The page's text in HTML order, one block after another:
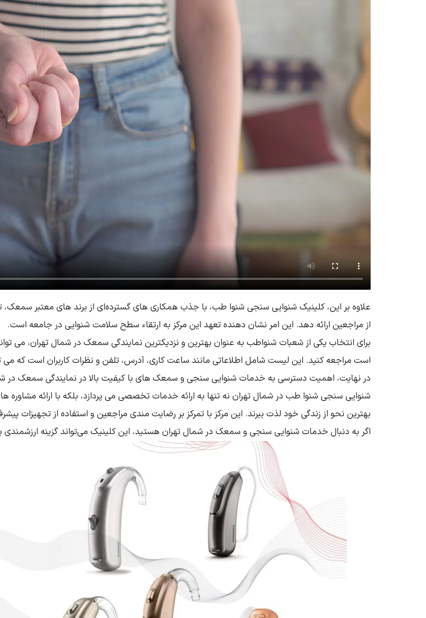
علاوه بر این، کلینیک شنوایی سنجی شنوا طب، با جذب همکاری های گسترده‌ای از برند های معتبر
از مراجعین ارائه دهد. این امر نشان‌ دهنده تعهد این مرکز به ارتقاء سطح سلامت شنوایی در جامعه است.
برای انتخاب یکی از شعبات شنواطب به عنوان بهترین و نزدیکترین نمایندگی سمعک در شمال تهران، می‌
است مراجعه کنید. این لیست شامل اطلاعاتی مانند ساعت کاری، آدرس، تلفن و نظرات کاربران است که
در نهایت، اهمیت دسترسی به خدمات شنوایی سنجی و سمعک‌ های با کیفیت بالا در نمایندگی سمعک در
شنوایی سنجی شنوا طب در شمال تهران نه تنها به ارائه خدمات تخصصی می‌ پردازد، بلکه با ارائه مشاوره‌
بهترین نحو از زندگی خود لذت ببرند. این مرکز با تمرکز بر رضایت‌ مندی مراجعین و استفاده از تجهیزات
اگر به دنبال خدمات شنوایی سنجی و سمعک در شمال تهران هستید، این کلینیک‌ می‌تواند گزینه‌ ارزشمندی